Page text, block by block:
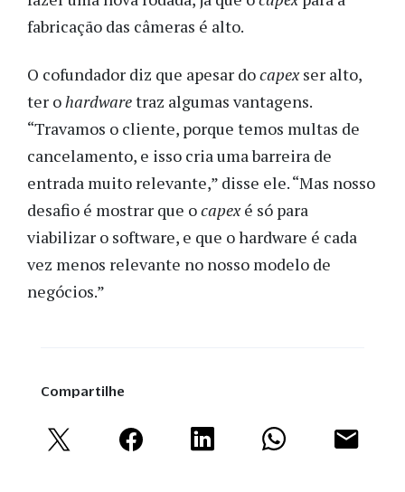
fabricação das câmeras é alto.
O cofundador diz que apesar docapexser alto,
ter o hardwaretraz algumas vantagens.
“Travamos o cliente, porque temos multas de
cancelamento, e isso cria uma barreira de
entrada muito relevante,” disse ele. “Mas nosso
desafio é mostrar que ocapexé só para
viabilizar o software, e que o hardware é cada
vez menos relevante no nosso modelo de
negócios.”
Compartilhe